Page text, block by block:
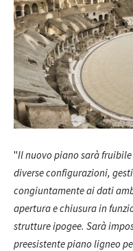
"Il nuovo piano sarà
diverse configurazioni,
congiuntamente ai dati
apertura e chiusura in
strutture ipogee. Sarà
preesistente piano ligneo